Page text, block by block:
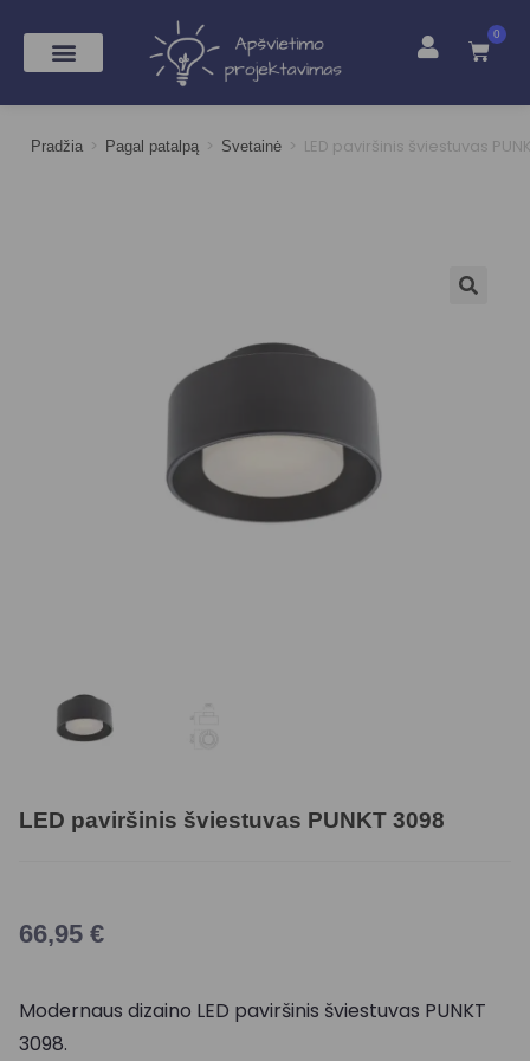
0
Pradžia > Pagal patalpą > Svetainė > LED paviršinis šviestuvas
LED paviršinis šviestuvas PUNKT 3098
66,95 €
Modernaus dizaino LED paviršinis šviestuvas PUNKT
3098.